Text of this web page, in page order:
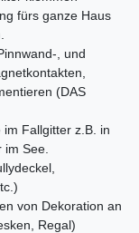
fürs ganze Haus
, und
(DAS
Fallgitter z.B. in
See.
von Dekoration an
Regal)